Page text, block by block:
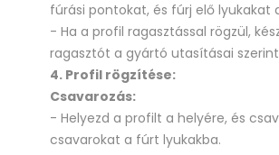
fúrási pontokat, és fúrj elő lyukakat
- Ha a profil ragasztással rögzül,
ragasztót a gyártó utasításai
4. Profil rögzítése:
Csavarozás:
- Helyezd a profilt a helyére, és
csavarokat a fúrt lyukakba.